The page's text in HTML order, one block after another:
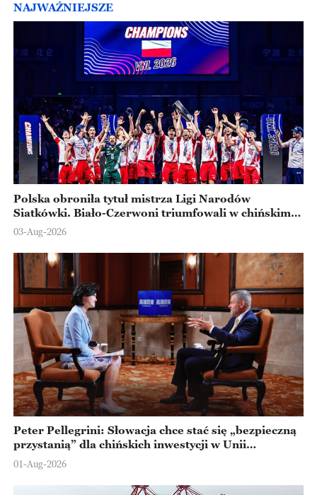
NAJWAŻNIEJSZE
Polska obroniła tytuł mistrza Ligi Narodów
Siatkówki. Biało-Czerwoni triumfowali w chińskim
Ningbo
03-Aug-2026
Peter Pellegrini: Słowacja chce stać się „bezpieczną
przystanią” dla chińskich inwestycji w Unii
Europejskiej
01-Aug-2026